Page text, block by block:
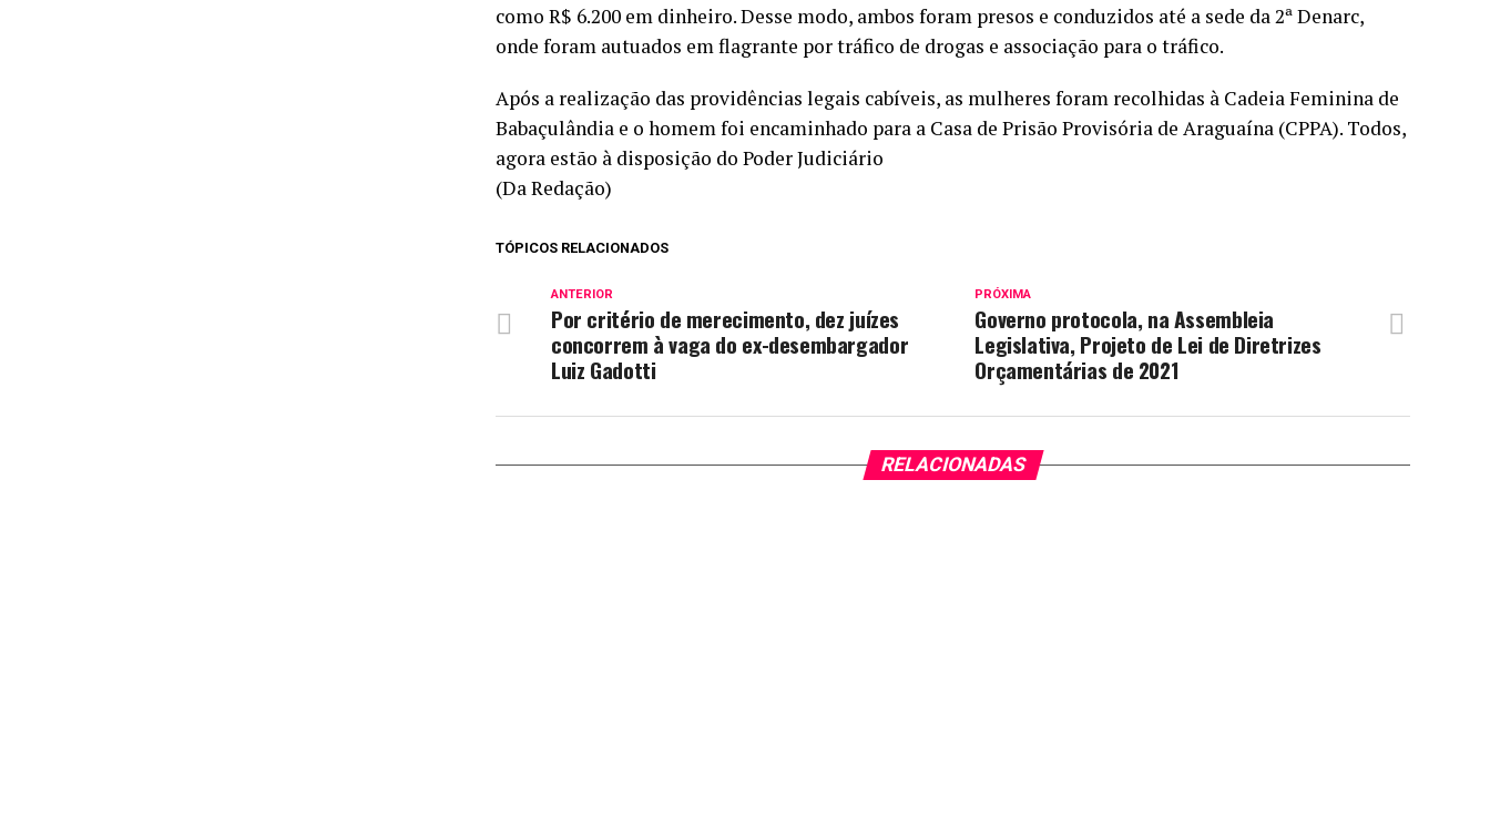
como R$ 6.200 em dinheiro. Desse modo, ambos foram presos e conduzidos até a sede da 2ª Denarc,
onde foram autuados em flagrante por tráfico de drogas e associação para o tráfico.
Após a realização das providências legais cabíveis, as mulheres foram recolhidas à Cadeia Feminina de
Babaçulândia e o homem foi encaminhado para a Casa de Prisão Provisória de Araguaína (CPPA). Todos,
agora estão à disposição do Poder Judiciário
(Da Redação)
TÓPICOS RELACIONADOS
PRÓXIMA
Governo protocola, na Assembleia
Legislativa, Projeto de Lei de Diretrizes
Orçamentárias de 2021
ANTERIOR
Por critério de merecimento, dez juízes
concorrem à vaga do ex-desembargador
Luiz Gadotti
RELACIONADAS